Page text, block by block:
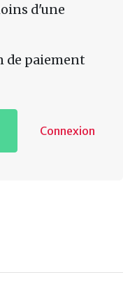
d'une
paiement
Connexion